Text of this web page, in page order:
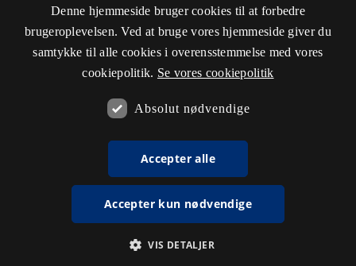
Denne hjemmeside bruger cookies til at forbedre
brugeroplevelsen. Ved at bruge vores hjemmeside giver du
samtykke til alle cookies i overensstemmelse med vores
cookiepolitik. Se vores cookiepolitik
Absolut nødvendige
Accepter alle
Accepter kun nødvendige
VIS DETALJER